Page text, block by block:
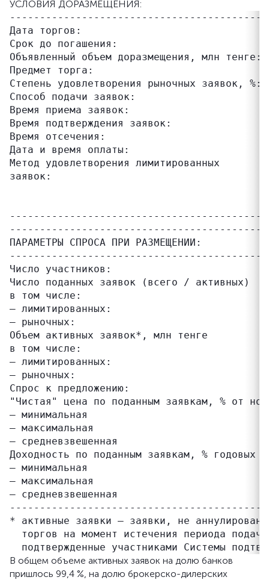
УСЛОВИЯ ДОРАЗМЕЩЕНИЯ:
Дата торгов:
Срок до погашения:
Объявленный объем доразмещения, млн тенге:
Предмет торга:
Степень удовлетворения рыночных заявок, %:
Способ подачи заявок:
Время приема заявок:
Время подтверждения заявок:
Время отсечения:
Дата и время оплаты:
Метод удовлетворения лимитированных
заявок:
ПАРАМЕТРЫ СПРОСА ПРИ РАЗМЕЩЕНИИ:
Число участников:
Число поданных заявок (всего /
в том числе:
– лимитированных:
– рыночных:
Объем активных заявок*, млн тенге
в том числе:
– лимитированных:
– рыночных:
Спрос к предложению:
"Чистая" цена по поданным заявкам, % от
– минимальная
– максимальная
– средневзвешенная
Доходность по поданным заявкам, %
– минимальная
– максимальная
– средневзвешенная
* активные заявки – заявки, не
торгов на момент истечения периода
В общем объеме активных заявок на долю банков
пришлось 99,4 %, на долю брокерско-дилерских